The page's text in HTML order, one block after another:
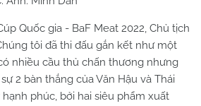
Quốc gia - BaF Meat 2022, Chủ tịch
tôi đã thi đấu gắn kết như một
nhiều cầu thủ chấn thương nhưng
2 bàn thắng của Văn Hậu và Thái
phúc, bởi hai siêu phẩm xuất